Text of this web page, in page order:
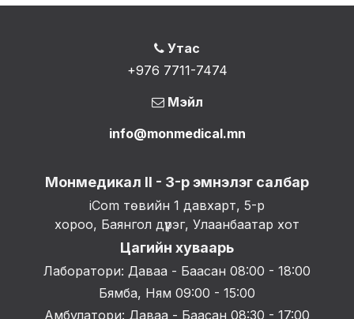
Утас
+976 7711-7474
Мэйл
info@monmedical.mn
Монмедикал II - 3-р эмнэлэг салбар
iCom төвийн 1 давхарт, 5-р
хороо, Баянгол дүүрэг, Улаанбаатар хот
Цагийн хуваарь
Лаборатори: Даваа - Баасан 08:00 - 18:00
Бямба, Ням 09:00 - 15:00
Амбулатори: Даваа - Баасан 08:30 - 17:00